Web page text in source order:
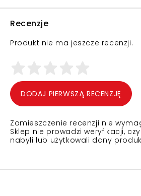
Recenzje
Produkt nie ma jeszcze recenzji.
DODAJ PIERWSZĄ RECENZJĘ
Zamieszczenie recenzji nie
Sklep nie prowadzi weryfikacji,
nabyli lub użytkowali dany